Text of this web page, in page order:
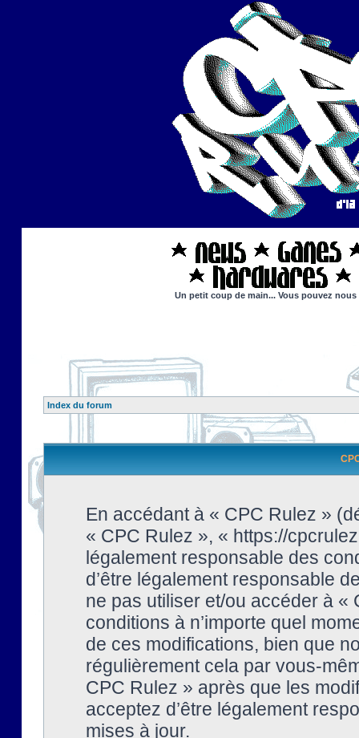
Un petit coup de main... Vous pouvez
Index du forum
En accédant à « CPC Rulez »
« CPC Rulez », « https://
légalement responsable des
d’être légalement responsable
ne pas utiliser et/ou accéder à
conditions à n’importe quel
de ces modifications, bien que
régulièrement cela par vous-
CPC Rulez » après que les
acceptez d’être légalement
mises à jour.